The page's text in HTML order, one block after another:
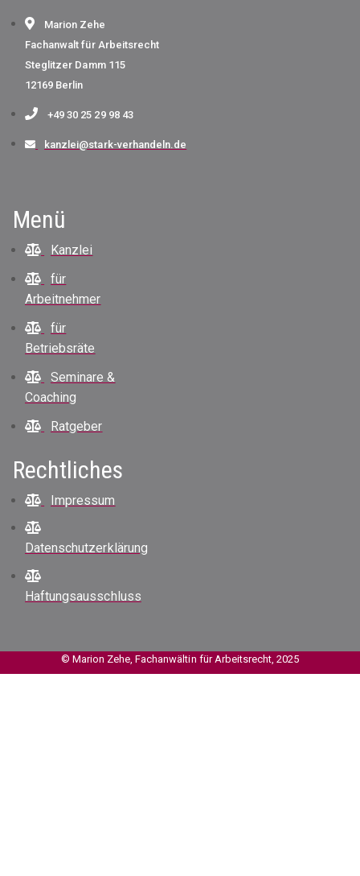
Marion Zehe
Fachanwalt für Arbeitsrecht
Steglitzer Damm 115
12169 Berlin
+49 30 25 29 98 43
kanzlei@stark-verhandeln.de
Menü
Kanzlei
für
Arbeitnehmer
für
Betriebsräte
Seminare &
Coaching
Ratgeber
Rechtliches
Impressum
Datenschutzerklärung
Haftungsausschluss
© Marion Zehe, Fachanwältin für Arbeitsrecht, 2025